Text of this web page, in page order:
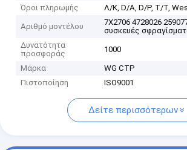
Όροι πληρωμής
Λ/Κ, D/A, D/P, T/T,
Αριθμό μοντέλου
7X2706 4728026
συσκευές
Δυνατότητα
προσφοράς
1000
Μάρκα
WG CTP
Πιστοποίηση
ISO9001
Δείτε περισσότερων